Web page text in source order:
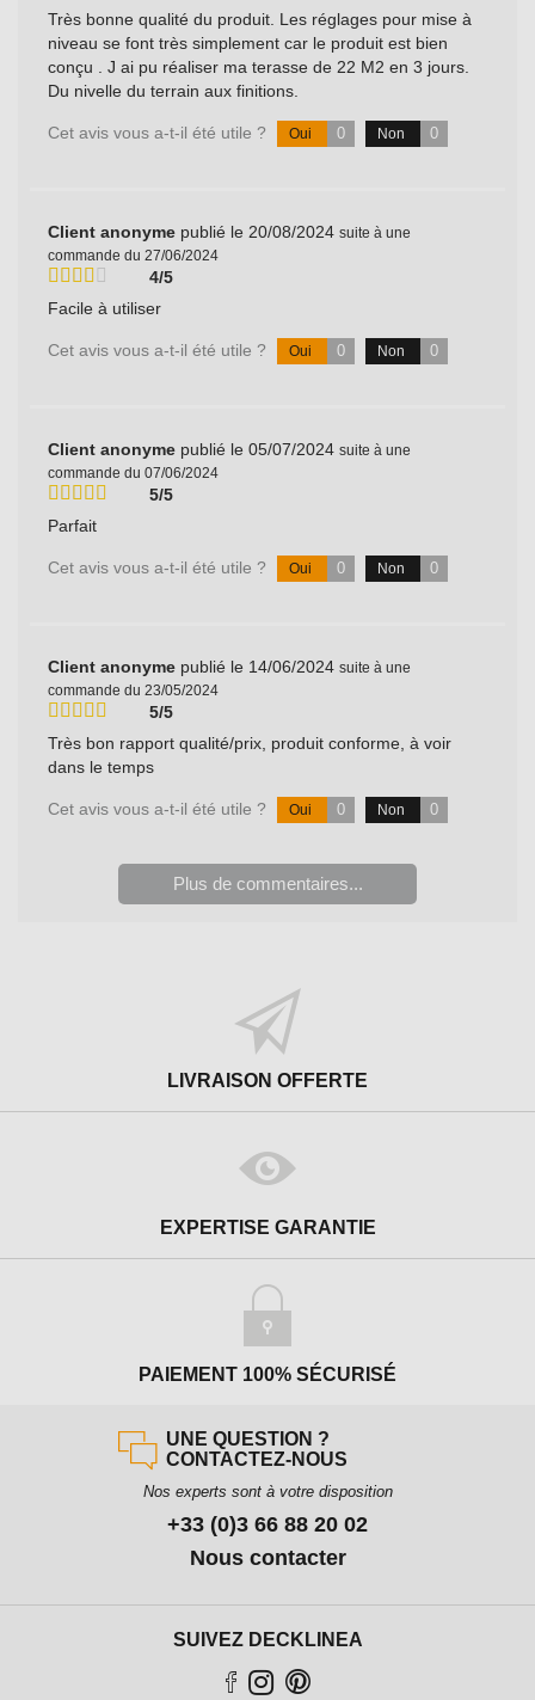
Très bonne qualité du produit. Les réglages pour mise à
niveau se font très simplement car le produit est bien
conçu . J ai pu réaliser ma terasse de 22 M2 en 3 jours.
Du nivelle du terrain aux finitions.
Cet avis vous a-t-il été utile ? Oui 0 Non 0
Client anonyme publié le 20/08/2024 suite à une
commande du 27/06/2024
4/5
Facile à utiliser
Cet avis vous a-t-il été utile ? Oui 0 Non 0
Client anonyme publié le 05/07/2024 suite à une
commande du 07/06/2024
5/5
Parfait
Cet avis vous a-t-il été utile ? Oui 0 Non 0
Client anonyme publié le 14/06/2024 suite à une
commande du 23/05/2024
5/5
Très bon rapport qualité/prix, produit conforme, à voir
dans le temps
Cet avis vous a-t-il été utile ? Oui 0 Non 0
Plus de commentaires...
LIVRAISON OFFERTE
EXPERTISE GARANTIE
PAIEMENT 100% SÉCURISÉ
UNE QUESTION ?
CONTACTEZ-NOUS
Nos experts sont à votre disposition
+33 (0)3 66 88 20 02
Nous contacter
SUIVEZ DECKLINEA